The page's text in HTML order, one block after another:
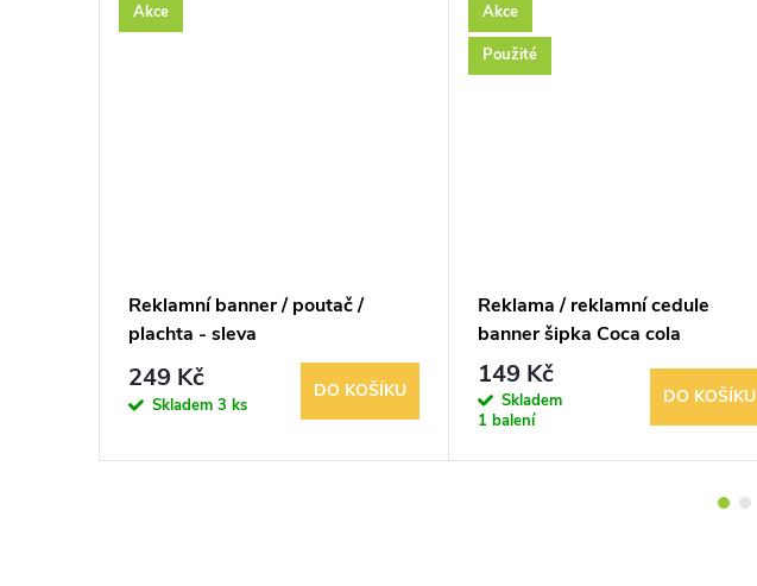
Akce
Reklamní banner / poutač /
plachta - sleva
249 Kč
Skladem 3 ks
DO KOŠÍKU
Akce
Použité
Reklama / reklamní cedule
banner šipka Coca cola
149 Kč
Skladem
1 balení
DO KOŠÍKU